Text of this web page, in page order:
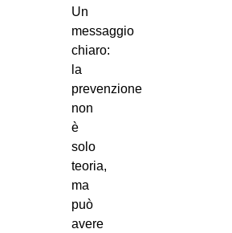
Un
messaggio
chiaro:
la
prevenzione
non
è
solo
teoria,
ma
può
avere